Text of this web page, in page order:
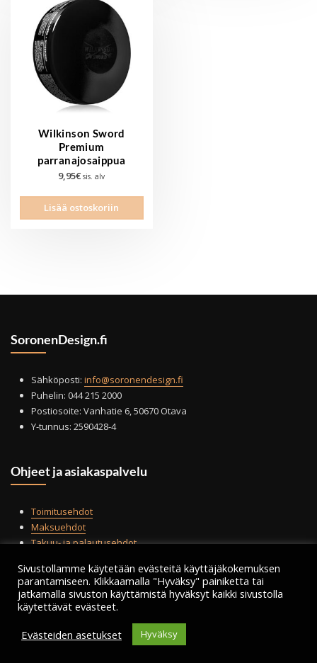
Wilkinson Sword
Premium
parranajosaippua
9,95€ sis. alv
Lisää ostoskoriin
SoronenDesign.fi
Sähköposti:info@soronendesign.fi
Puhelin: 044 215 2000
Postiosoite: Vanhatie 6, 50670 Otava
Y-tunnus: 2590428-4
Ohjeet ja asiakaspalvelu
Toimitusehdot
Maksuehdot
Takuu- ja palautusehdot
Tietosuojailmoitus
Copyright © 2021 | Soronen Design
Sivustollamme käytetään evästeitä käyttäjäkokemuksen
parantamiseen. Klikkaamalla "Hyväksy" painiketta tai
jatkamalla sivuston käyttämistä hyväksyt kaikki sivustolla
käytettävät evästeet.
Evästeiden asetukset
Hyväksy